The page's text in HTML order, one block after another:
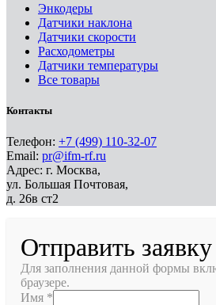
Энкодеры
Датчики наклона
Датчики скорости
Расходометры
Датчики температуры
Все товары
Контакты
Телефон: +7 (499) 110-32-07
Email: pr@ifm-rf.ru
Адрес: г. Москва,
ул. Большая Почтовая,
д. 26в ст2
Отправить заявку
Для заполнения данной формы
браузере.
Имя *